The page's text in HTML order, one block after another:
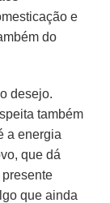
e
do
desejo.
também
a energia
que dá
que ainda